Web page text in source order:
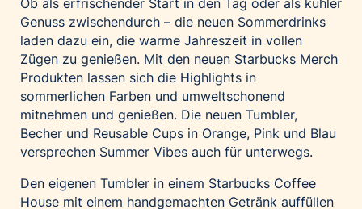
Genuss zwischendurch – die neuen Sommerdrinks
laden dazu ein, die warme Jahreszeit in vollen
Zügen zu genießen. Mit den neuen Starbucks Merch
Produkten lassen sich die Highlights in
sommerlichen Farben und umweltschonend
mitnehmen und genießen. Die neuen Tumbler,
Becher und Reusable Cups in Orange, Pink und Blau
versprechen Summer Vibes auch für unterwegs.
Den eigenen Tumbler in einem Starbucks Coffee
House mit einem handgemachten Getränk auffüllen